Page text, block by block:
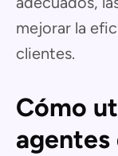
mejorar la
clientes.
Cómo